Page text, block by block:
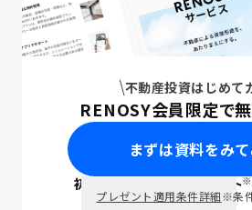
不動産投資はじめて
RENOSY会員限定で無
まずは資料をみ
初回面談で ポイント※
プレゼント適用条件詳細※条